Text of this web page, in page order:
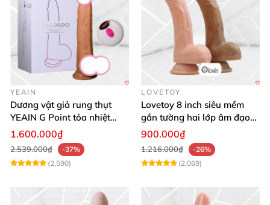
YEAIN
Dương vật giả rung thụt
YEAIN G Point tỏa nhiệt
điều khiển từ xa
1.600.000₫
2.539.000₫
-37%
(2,590)
LOVETOY
Lovetoy 8 inch siêu mềm
gắn tường hai lớp âm đạo
giả chuẩn y tế
900.000₫
1.216.000₫
-26%
(2,069)